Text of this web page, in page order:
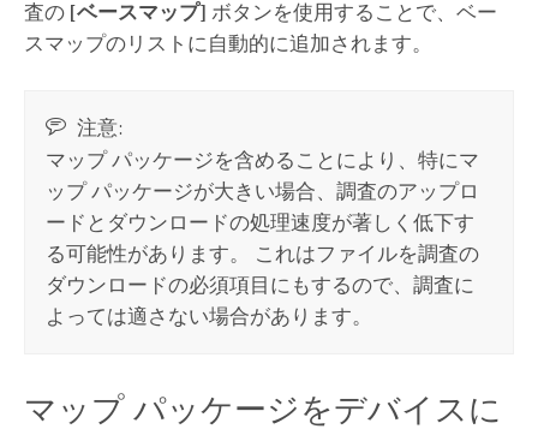
査の [ベースマップ] ボタンを使用することで、ベー
スマップのリストに自動的に追加されます。
注意:
マップ パッケージを含めることにより、特にマ
ップ パッケージが大きい場合、調査のアップロ
ードとダウンロードの処理速度が著しく低下す
る可能性があります。 これはファイルを調査の
ダウンロードの必須項目にもするので、調査に
よっては適さない場合があります。
マップ パッケージをデバイスに